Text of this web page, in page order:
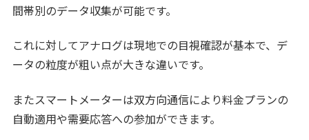
間帯別のデータ収集が可能です。
これに対してアナログは現地での目視確認が基本で、デ
ータの粒度が粗い点が大きな違いです。
またスマートメーターは双方向通信により料金プランの
自動適用や需要応答への参加ができます。